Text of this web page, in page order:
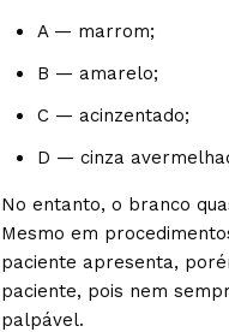
A — marrom;
B — amarelo;
C — acinzentado;
D — cinza
No entanto, o branco
Mesmo em
paciente apresenta,
paciente, pois nem
palpável.